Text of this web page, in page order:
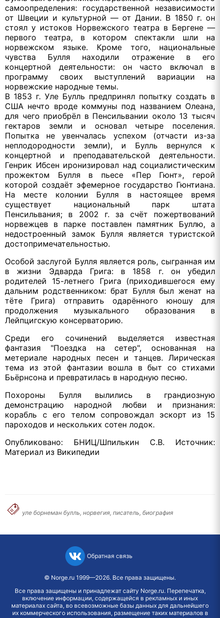
самоопределения: государственной независимости
от Швеции и культурной — от Дании. В 1850 г. он
стоял у истоков Норвежского театра в Бергене —
первого театра, в котором спектакли шли на
норвежском языке. Кроме того, национальные
чувства Булля находили отражение в его
концертной деятельности: он часто включал в
программу своих выступлений вариации на
норвежские народные темы.
В 1853 г. Уле Булль предпринял попытку создать в
США нечто вроде коммуны под названием Олеана,
для чего приобрёл в Пенсильвании около 13 тысяч
гектаров земли и основал четыре поселения.
Попытка не увенчалась успехом (отчасти из-за
неплодородности земли), и Булль вернулся к
концертной и преподавательской деятельности.
Генрик Ибсен иронизировал над социалистическим
прожектом Булля в пьесе «Пер Гюнт», герой
которой создаёт эфемерное государство Гюнтиана.
На месте колонии Булля в настоящее время
существует национальный парк штата
Пенсильвания; в 2002 г. за счёт пожертвований
норвежцев в парке поставлен памятник Буллю, а
недостроенный замок Булля является туристской
достопримечательностью.
Особой заслугой Булля является роль, сыгранная им
в жизни Эдварда Грига: в 1858 г. он убедил
родителей 15-летнего Грига (приходившегося ему
дальним родственником: брат Булля был женат на
тёте Грига) отправить одарённого юношу для
продолжения музыкального образования в
Лейпцигскую консерваторию.
Среди его сочинений выделяется известная
фантазия "Поездка на сетер", основанная на
метериале народных песен и танцев. Лирическая
тема из этой фантазии вошла в быт со стихами
Бьёрнсона и превратилась в народную песню.
Похороны Булля вылились в грандиозную
демонстрацию народной любви и признания:
корабль с его телом сопровождал эскорт из 15
пароходов и нескольких сотен лодок.
Опубликовано: БНИЦ/Шпилькин С.В. Источник:
Материал из Википедии
уле борнеман булль, норвегия, писатель, биография
Обратная связь
© Norge.ru 1999—2026. Все права защищены.
Все права защищены и принадлежат сайту Norge.ru. Перепечатка,
включение информации, содержащейся в рекламных и иных
материалах сайта, во всевозможные базы данных для дальнейшего
их коммерческого использования, размещение таких материалов в